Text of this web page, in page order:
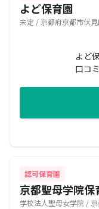
よど保育園
未定 / 京都府京都市伏
よど
口コ
認可保育園
京都聖母学院保
学校法人聖母女学院 /